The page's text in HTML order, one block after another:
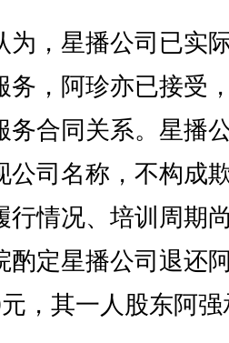
，星播公司已实
务，阿珍亦已接受
务合同关系。星播
公司名称，不构成
行情况、培训周期
酌定星播公司退还
，其一人股东阿强